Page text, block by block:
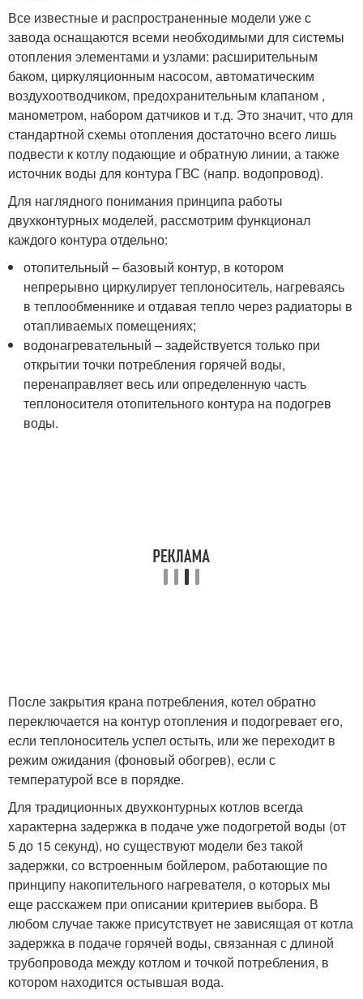
Все известные и распространенные модели уже с
завода оснащаются всеми необходимыми для системы
отопления элементами и узлами: расширительным
баком, циркуляционным насосом, автоматическим
воздухоотводчиком, предохранительным клапаном ,
манометром, набором датчиков и т.д. Это значит, что для
стандартной схемы отопления достаточно всего лишь
подвести к котлу подающие и обратную линии, а также
источник воды для контура ГВС (напр. водопровод).
Для наглядного понимания принципа работы
двухконтурных моделей, рассмотрим функционал
каждого контура отдельно:
отопительный – базовый контур, в котором
непрерывно циркулирует теплоноситель, нагреваясь
в теплообменнике и отдавая тепло через радиаторы в
отапливаемых помещениях;
водонагревательный – задействуется только при
открытии точки потребления горячей воды,
перенаправляет весь или определенную часть
теплоносителя отопительного контура на подогрев
воды.
После закрытия крана потребления, котел обратно
переключается на контур отопления и подогревает его,
если теплоноситель успел остыть, или же переходит в
режим ожидания (фоновый обогрев), если с
температурой все в порядке.
Для традиционных двухконтурных котлов всегда
характерна задержка в подаче уже подогретой воды (от
5 до 15 секунд), но существуют модели без такой
задержки, со встроенным бойлером, работающие по
принципу накопительного нагревателя, о которых мы
еще расскажем при описании критериев выбора. В
любом случае также присутствует не зависящая от котла
задержка в подаче горячей воды, связанная с длиной
трубопровода между котлом и точкой потребления, в
котором находится остывшая вода.